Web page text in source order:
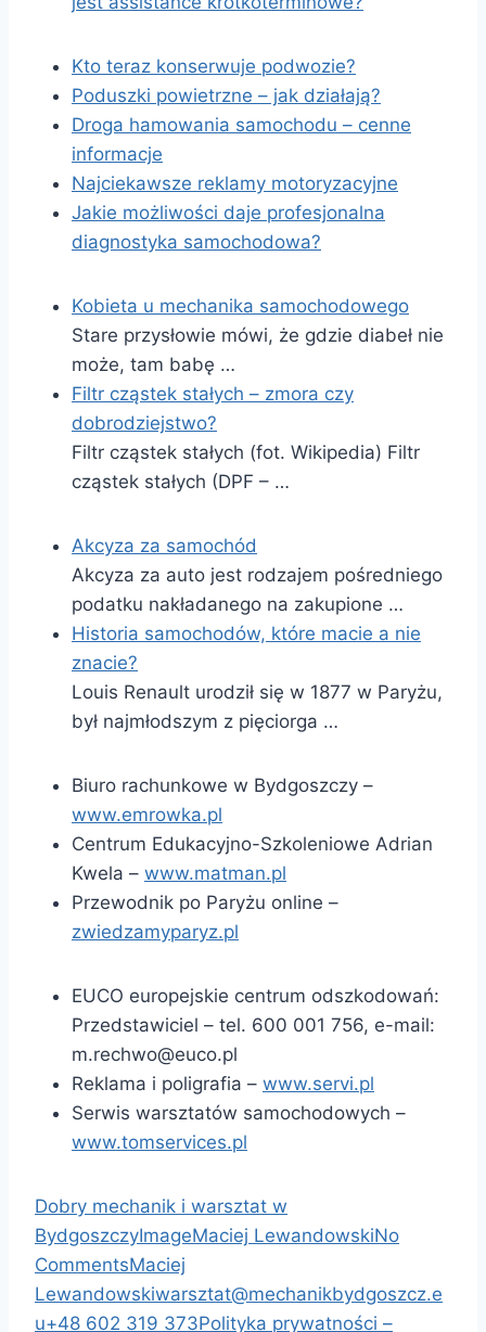
Kto teraz konserwuje podwozie?
Poduszki powietrzne – jak działają?
Droga hamowania samochodu – cenne
informacje
Najciekawsze reklamy motoryzacyjne
Jakie możliwości daje profesjonalna
diagnostyka samochodowa?
Kobieta u mechanika samochodowego
Stare przysłowie mówi, że gdzie diabeł nie
może, tam babę …
Filtr cząstek stałych – zmora czy
dobrodziejstwo?
Filtr cząstek stałych (fot. Wikipedia) Filtr
cząstek stałych (DPF – …
Akcyza za samochód
Akcyza za auto jest rodzajem pośredniego
podatku nakładanego na zakupione …
Historia samochodów, które macie a nie
znacie?
Louis Renault urodził się w 1877 w Paryżu,
był najmłodszym z pięciorga …
Biuro rachunkowe w Bydgoszczy –
www.emrowka.pl
Centrum Edukacyjno-Szkoleniowe Adrian
Kwela – www.matman.pl
Przewodnik po Paryżu online –
zwiedzamyparyz.pl
EUCO europejskie centrum odszkodowań:
Przedstawiciel – tel. 600 001 756, e-mail:
m.rechwo@euco.pl
Reklama i poligrafia – www.servi.pl
Serwis warsztatów samochodowych –
www.tomservices.pl
Dobry mechanik i warsztat w
BydgoszczyImageMaciej LewandowskiNo
CommentsMaciej
Lewandowskiwarsztat@mechanikbydgoszcz.e
u+48 602 319 373Polityka prywatności –